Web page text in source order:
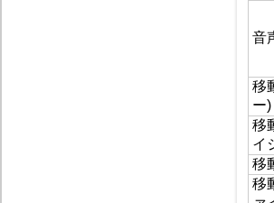
音
移
ー)
移
イ
移
移